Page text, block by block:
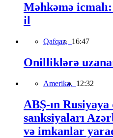
Məhkəmə icmalı:
il
Qafqaz, 16:47
Onilliklərə
Amerika, 12:32
ABŞ-ın Rusiyaya
sanksiyaları
və imkanlar